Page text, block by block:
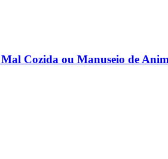
Cozida ou Manuseio de